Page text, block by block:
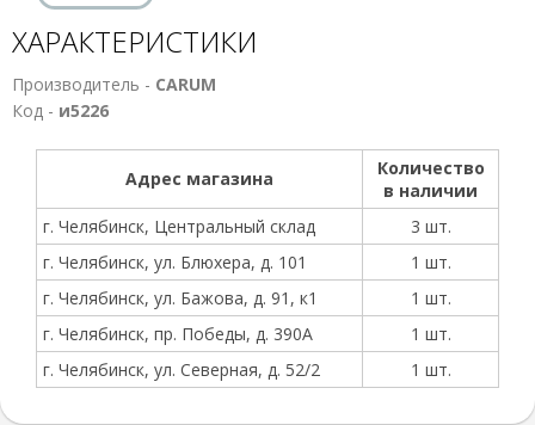
ХАРАКТЕРИСТИКИ
Производитель - CARUM
Код - и5226
Адрес магазина
Количество
в наличии
г. Челябинск, Центральный склад
3 шт.
г. Челябинск, ул. Блюхера, д. 101
1 шт.
г. Челябинск, ул. Бажова, д. 91, к1
1 шт.
г. Челябинск, пр. Победы, д. 390А
1 шт.
г. Челябинск, ул. Северная, д. 52/2
1 шт.